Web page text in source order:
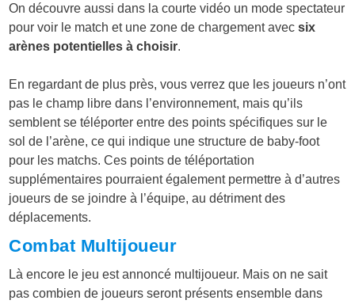
On découvre aussi dans la courte vidéo un mode spectateur
pour voir le match et une zone de chargement avecsix
arènes potentielles à choisir.
En regardant de plus près, vous verrez que les joueurs n’ont
pas le champ libre dans l’environnement, mais qu’ils
semblent se téléporter entre des points spécifiques sur le
sol de l’arène, ce qui indique une structure de baby-foot
pour les matchs. Ces points de téléportation
supplémentaires pourraient également permettre à d’autres
joueurs de se joindre à l’équipe, au détriment des
déplacements.
Combat Multijoueur
Là encore le jeu est annoncé multijoueur. Mais on ne sait
pas combien de joueurs seront présents ensemble dans